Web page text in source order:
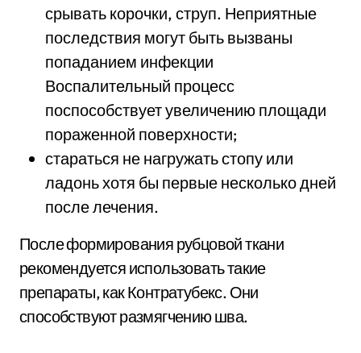
срывать корочки, струп. Неприятные
последствия могут быть вызваны
попаданием инфекции
Воспалительный процесс
поспособствует увеличению площади
пораженной поверхности;
стараться не нагружать стопу или
ладонь хотя бы первые несколько дней
после лечения.
После формирования рубцовой ткани
рекомендуется использовать такие
препараты, как Контратубекс. Они
способствуют размягчению шва.